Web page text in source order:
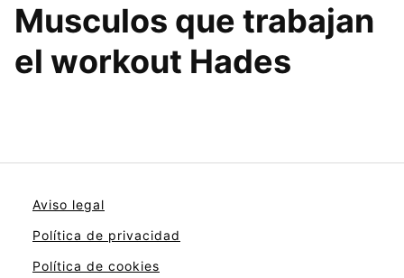
Musculos que trabajan
el workout Hades
Aviso legal
Política de privacidad
Política de cookies